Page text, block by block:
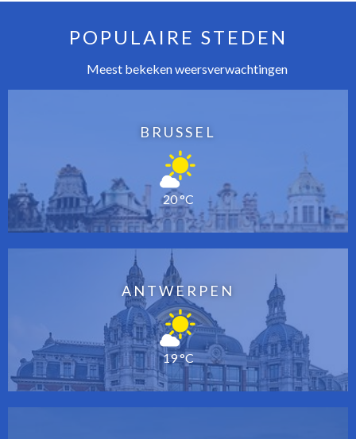
POPULAIRE STEDEN
Meest bekeken weersverwachtingen
BRUSSEL
20 °C
ANTWERPEN
19 °C